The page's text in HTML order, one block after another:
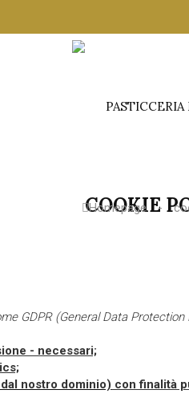
COOKIE
Homepage
GDPR (General Data
- necessari;
nostro dominio) con finalità